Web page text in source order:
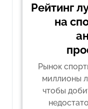
Рейтинг
на
Рынок
миллионы
чтобы